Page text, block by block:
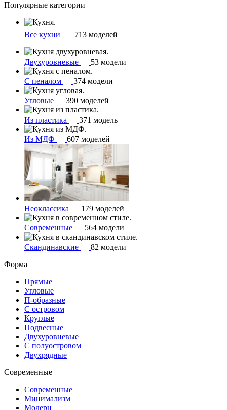
Популярные категории
Все кухни 713 моделей
Двухуровневые 53 модели
С пеналом 374 модели
Угловые 390 моделей
Из пластика 371 модель
Из МДФ 607 моделей
Неоклассика 179 моделей
Современные 564 модели
Скандинавские
82 модели
Форма
Прямые
Угловые
П-образные
С островом
Круглые
Подвесные
Двухуровневые
С полуостровом
Двухрядные
Современные
Современные
Минимализм
Модерн